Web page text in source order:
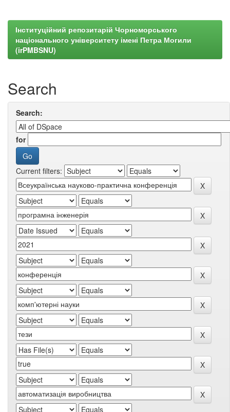
Інституційний репозитарій Чорноморського
національного університету імені Петра Могили
(irPMBSNU)
Search
Search:
for
Current filters: